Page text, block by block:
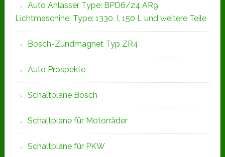
Auto Anlasser Type: BPD6/24 AR9,
Lichtmaschine: Type: 1330, I, 150 L und weitere Teile
Bosch-Zündmagnet Typ ZR4
Auto Prospekte
Schaltpläne Bosch
Schaltpläne für Motorräder
Schaltpläne für PKW